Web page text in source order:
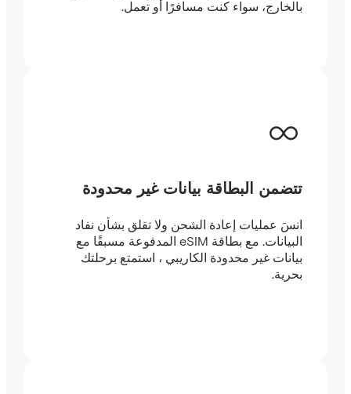
بالخارج، سواء كنت مسافرًا أو تعمل.
تتضمن البطاقة بيانات غير محدودة
انسَ عمليات إعادة الشحن ولا تقلق بشأن نفاد
البيانات. مع بطاقة eSIM المدفوعة مسبقًا مع
بيانات غير محدودة الكاريبي ، استمتع برحلتك